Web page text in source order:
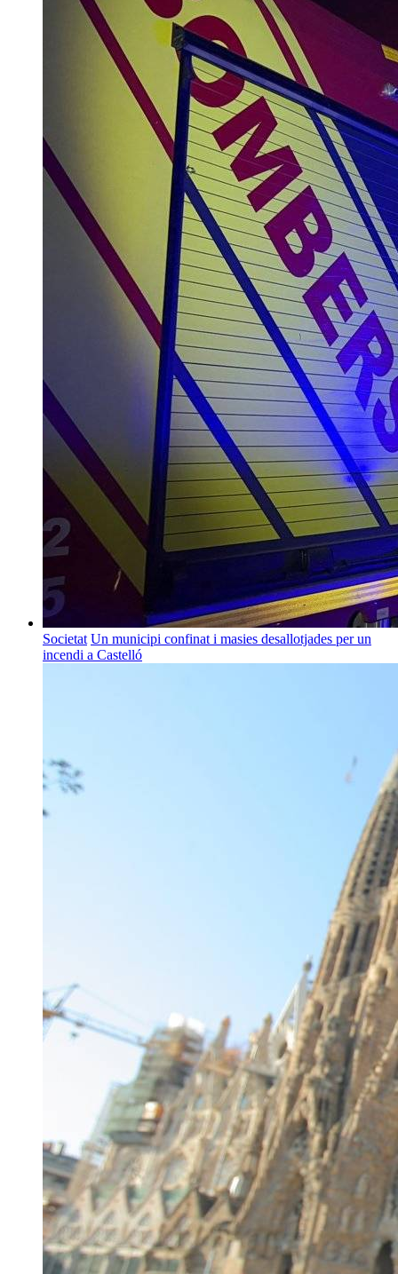
Societat Un municipi confinat i masies desallotjades per un
incendi a Castelló